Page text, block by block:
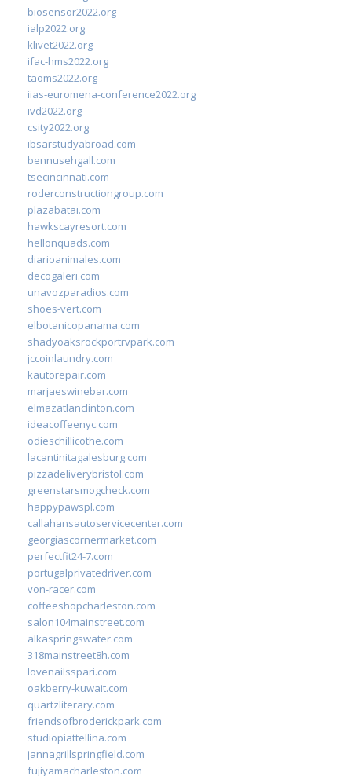
biosensor2022.org
ialp2022.org
klivet2022.org
ifac-hms2022.org
taoms2022.org
iias-euromena-conference2022.org
ivd2022.org
csity2022.org
ibsarstudyabroad.com
bennusehgall.com
tsecincinnati.com
roderconstructiongroup.com
plazabatai.com
hawkscayresort.com
hellonquads.com
diarioanimales.com
decogaleri.com
unavozparadios.com
shoes-vert.com
elbotanicopanama.com
shadyoaksrockportrvpark.com
jccoinlaundry.com
kautorepair.com
marjaeswinebar.com
elmazatlanclinton.com
ideacoffeenyc.com
odieschillicothe.com
lacantinitagalesburg.com
pizzadeliverybristol.com
greenstarsmogcheck.com
happypawspl.com
callahansautoservicecenter.com
georgiascornermarket.com
perfectfit24-7.com
portugalprivatedriver.com
von-racer.com
coffeeshopcharleston.com
salon104mainstreet.com
alkaspringswater.com
318mainstreet8h.com
lovenailsspari.com
oakberry-kuwait.com
quartzliterary.com
friendsofbroderickpark.com
studiopiattellina.com
jannagrillspringfield.com
fujiyamacharleston.com